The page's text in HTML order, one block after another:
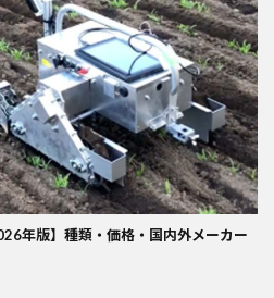
年版】種類・価格・国内外メーカー